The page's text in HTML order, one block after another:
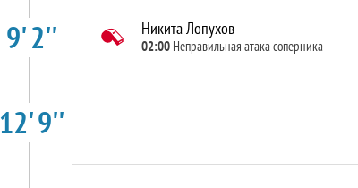
9' 2'' Никита Лопухов
02:00 Неправильная атака соперника
12' 9''